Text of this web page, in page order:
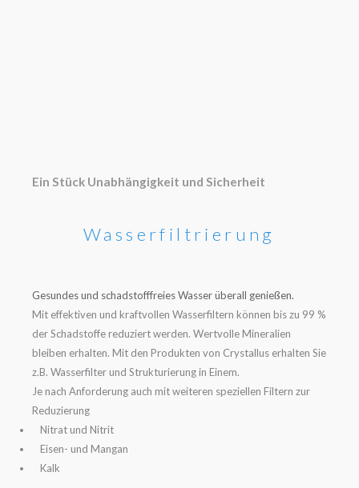
Ein Stück Unabhängigkeit und Sicherheit
Wasserfiltrierung
Gesundes und schadstofffreies Wasser überall genießen.
Mit effektiven und kraftvollen Wasserfiltern können bis zu 99 %
der Schadstoffe reduziert werden. Wertvolle Mineralien
bleiben erhalten. Mit den Produkten von Crystallus erhalten Sie
z.B. Wasserfilter und Strukturierung in Einem.
Je nach Anforderung auch mit weiteren speziellen Filtern zur
Reduzierung
Nitrat und Nitrit
Eisen- und Mangan
Kalk